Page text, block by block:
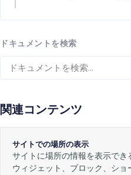
ドキュメントを検索
関連コンテンツ
サイトでの場所の表示
サイトに場所の情報を表示でき
ウィジェット、ブロック、ショ